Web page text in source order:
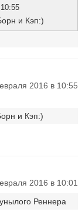
и Кэп:)
2016 в 10:55
и Кэп:)
2016 в 10:01
Реннера